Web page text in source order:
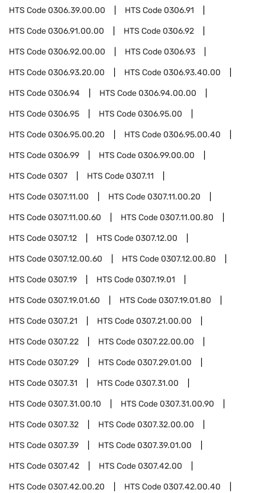
HTS Code0306.39.00.00 HTS Code0306.91
HTS Code0306.91.00.00 HTS Code0306.92
HTS Code0306.92.00.00 HTS Code0306.93
HTS Code0306.93.20.00 HTS Code0306.93.40.00
HTS Code0306.94 HTS Code0306.94.00.00
HTS Code0306.95 HTS Code0306.95.00
HTS Code0306.95.00.20 HTS Code0306.95.00.40
HTS Code0306.99 HTS Code0306.99.00.00
HTS Code0307 HTS Code0307.11
HTS Code0307.11.00 HTS Code0307.11.00.20
HTS Code0307.11.00.60 HTS Code0307.11.00.80
HTS Code0307.12 HTS Code0307.12.00
HTS Code0307.12.00.60 HTS Code0307.12.00.80
HTS Code0307.19 HTS Code0307.19.01
HTS Code0307.19.01.60 HTS Code0307.19.01.80
HTS Code0307.21 HTS Code0307.21.00.00
HTS Code0307.22 HTS Code0307.22.00.00
HTS Code0307.29 HTS Code0307.29.01.00
HTS Code0307.31 HTS Code0307.31.00
HTS Code0307.31.00.10 HTS Code0307.31.00.90
HTS Code0307.32 HTS Code0307.32.00.00
HTS Code0307.39 HTS Code0307.39.01.00
HTS Code0307.42 HTS Code0307.42.00
HTS Code0307.42.00.20 HTS Code0307.42.00.40